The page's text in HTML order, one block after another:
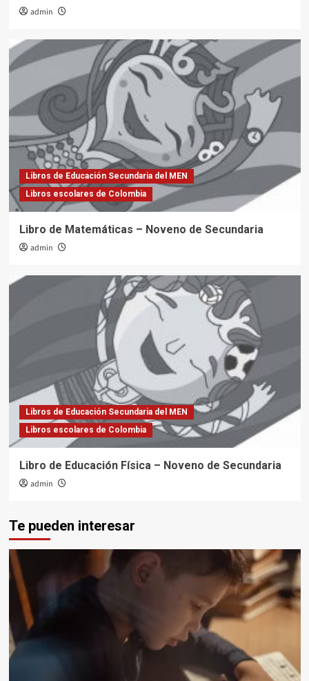
admin
Libros de Educación Secundaria del MEN
Libros escolares de Colombia
Libro de Matemáticas – Noveno de Secundaria
admin
Libros de Educación Secundaria del MEN
Libros escolares de Colombia
Libro de Educación Física – Noveno de Secundaria
admin
Te pueden interesar